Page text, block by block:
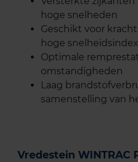
hoge snelheden
Geschikt voor
hoge
Optimale
omstandigheden
Laag
samenstelling van
Vredestein WINTRAC